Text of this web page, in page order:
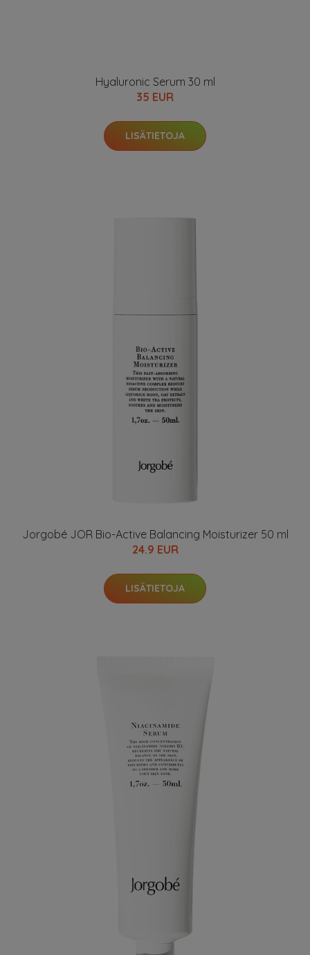
Hyaluronic Serum 30 ml
35 EUR
LISÄTIETOJA
Jorgobé JOR Bio-Active Balancing Moisturizer 50 ml
24.9 EUR
LISÄTIETOJA